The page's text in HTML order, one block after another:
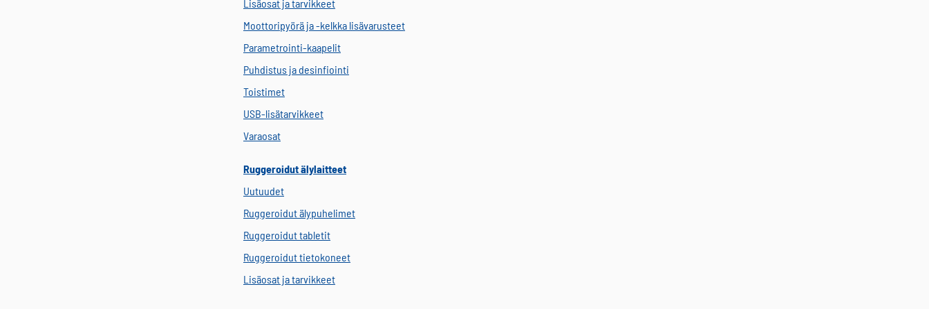
Lisäosat ja tarvikkeet
Moottoripyörä ja -kelkka lisävarusteet
Parametrointi-kaapelit
Puhdistus ja desinfiointi
Toistimet
USB-lisätarvikkeet
Varaosat
Ruggeroidut älylaitteet
Uutuudet
Ruggeroidut älypuhelimet
Ruggeroidut tabletit
Ruggeroidut tietokoneet
Lisäosat ja tarvikkeet